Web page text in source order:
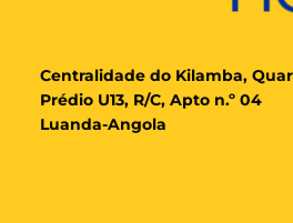
Centralidade do Kilamba,
Prédio U13, R/C, Apto n.º 04
Luanda-Angola